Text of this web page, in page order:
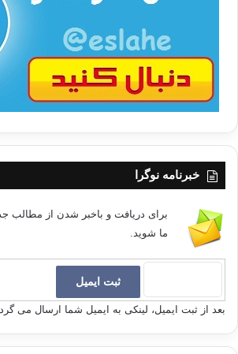
خبرنامه نوگرا
برای دریافت و باخبر شدن از مطالب
ما شوید.
بعد از ثبت ایمیل، لینکی به ایمیل شما ارسال می گردد